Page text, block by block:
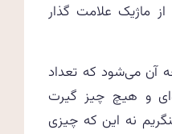
از ماژیک علامت گذار
آن می‌شود که تعداد
و هیچ چیز گیرت
نه این که چیزی